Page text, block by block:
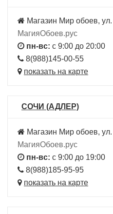
Магазин Мир обоев,
МагияОбоев.рус
пн-вс: с 9:00 до 20:00
8(988)145-00-55
показать на карте
СОЧИ (АДЛЕР)
Магазин Мир обоев,
МагияОбоев.рус
пн-вс: с 9:00 до 19:00
8(988)185-95-95
показать на карте